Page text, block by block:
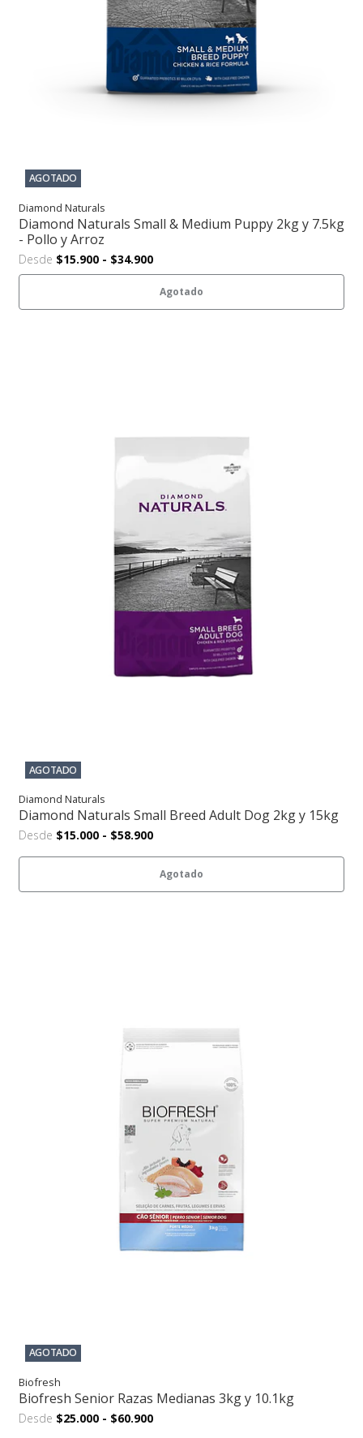
AGOTADO
Diamond Naturals
Diamond Naturals Small & Medium Puppy 2kg y 7.5kg
- Pollo y Arroz
Desde $15.900 - $34.900
Agotado
AGOTADO
Diamond Naturals
Diamond Naturals Small Breed Adult Dog 2kg y 15kg
Desde $15.000 - $58.900
Agotado
AGOTADO
Biofresh
Biofresh Senior Razas Medianas 3kg y 10.1kg
Desde $25.000 - $60.900